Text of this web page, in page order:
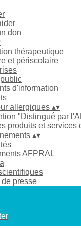
don
thérapeutique
et périscolaire
d'information
allergiques ▴▾
"Distingué par
produits et services
▴▾
AFPRAL
de presse